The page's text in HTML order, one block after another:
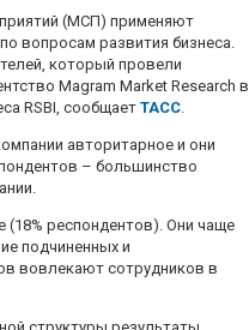
(МСП) применяют
вопросам развития бизнеса.
который провели
Magram Market Research в
RSBI, сообщаетТАСС
авторитарное и они
– большинство
респондентов). Они чаще
подчиненных и
вовлекают сотрудников в